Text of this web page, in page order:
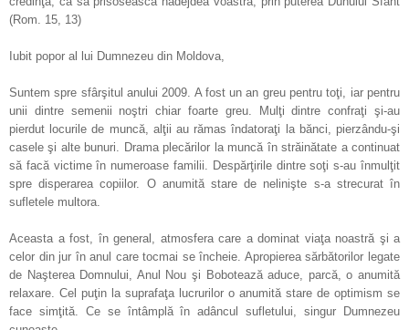
(Rom. 15, 13)
Iubit popor al lui Dumnezeu din Moldova,
Suntem spre sfârşitul anului 2009. A fost un an greu pentru toţi, iar pentru
unii dintre semenii noştri chiar foarte greu. Mulţi dintre confraţi şi-au
pierdut locurile de muncă, alţii au rămas îndatoraţi la bănci, pierzându-şi
casele şi alte bunuri. Drama plecărilor la muncă în străinătate a continuat
să facă victime în numeroase familii. Despărţirile dintre soţi s-au înmulţit
spre disperarea copiilor. O anumită stare de nelinişte s-a strecurat în
sufletele multora.
Aceasta a fost, în general, atmosfera care a dominat viaţa noastră şi a
celor din jur în anul care tocmai se încheie. Apropierea sărbătorilor legate
de Naşterea Domnului, Anul Nou şi Bobotează aduce, parcă, o anumită
relaxare. Cel puţin la suprafaţa lucrurilor o anumită stare de optimism se
face simţită. Ce se întâmplă în adâncul sufletului, singur Dumnezeu